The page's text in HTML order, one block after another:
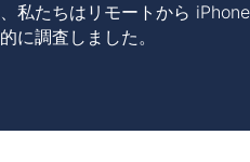
たちはリモートから
に調査しました。